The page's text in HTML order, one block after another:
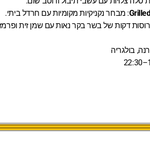
: מבחר נקניקיות מקומיות עם חרדל ביתי.
דקות של בשר בקר נאות עם שמן זית